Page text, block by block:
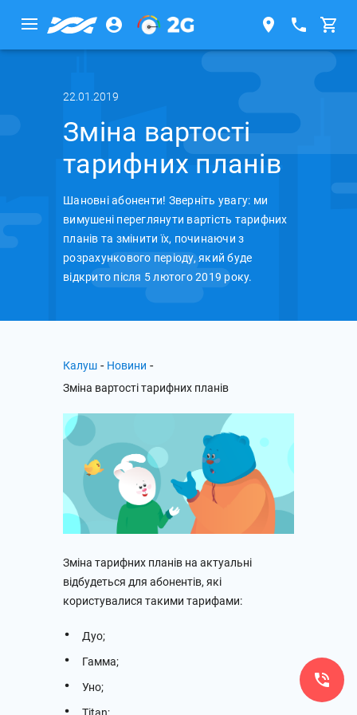
22.01.2019
Зміна вартості
тарифних планів
Шановні абоненти! Зверніть увагу: ми
вимушені переглянути вартість тарифних
планів та змінити їх, починаючи з
розрахункового періоду, який буде
відкрито після 5 лютого 2019 року.
Калуш - Новини -
Зміна вартості тарифних планів
Зміна тарифних планів на актуальні
відбудеться для абонентів, які
користувалися такими тарифами:
Дуо;
Гамма;
Уно;